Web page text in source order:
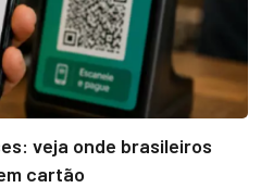
veja onde brasileiros
cartão